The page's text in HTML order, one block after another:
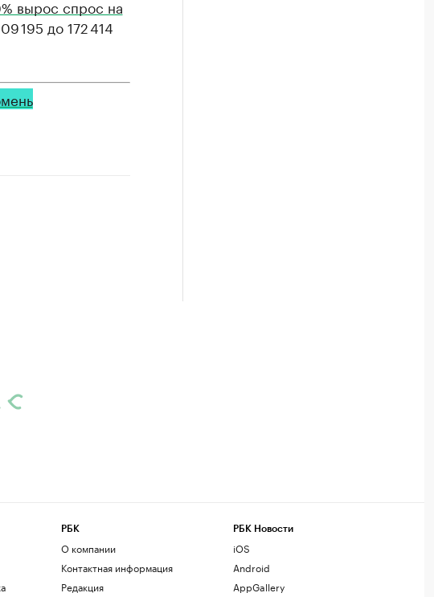
вырос спрос на
195 до 172 414
РБК
О компании
Контактная информация
Редакция
РБК Новости
iOS
Android
AppGallery